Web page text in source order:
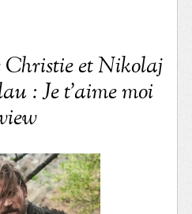
et Nikolaj
: Je t’aime moi